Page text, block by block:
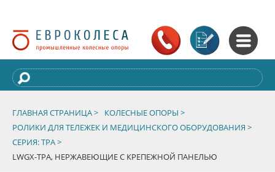
ГЛАВНАЯ СТРАНИЦА >
КОЛЕСНЫЕ ОПОРЫ >
РОЛИКИ ДЛЯ ТЕЛЕЖЕК И МЕДИЦИНСКОГО ОБОРУДОВАНИЯ >
СЕРИЯ: TPA >
LWGX-TPA, НЕРЖАВЕЮЩИЕ С КРЕПЕЖНОЙ ПАНЕЛЬЮ